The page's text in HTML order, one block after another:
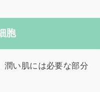
胞
潤い肌には必要な部分